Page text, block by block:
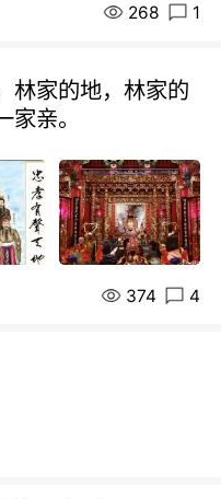
268 1
林家的地，林家的
亲。
374 4